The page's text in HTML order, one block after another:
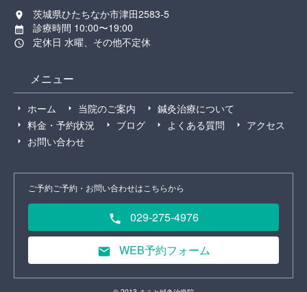
茨城県ひたちなか市津田2583-5
診療時間 10:00〜19:00
定休日 水曜、その他不定休
メニュー
ホーム 当院のご案内
鍼灸治療について
料金・予約状況
ブログ よくある質問
アクセス
お問い合わせ
ご予約ご予約・お問い合わせはこちらから
029-275-4976
WEB予約フォーム